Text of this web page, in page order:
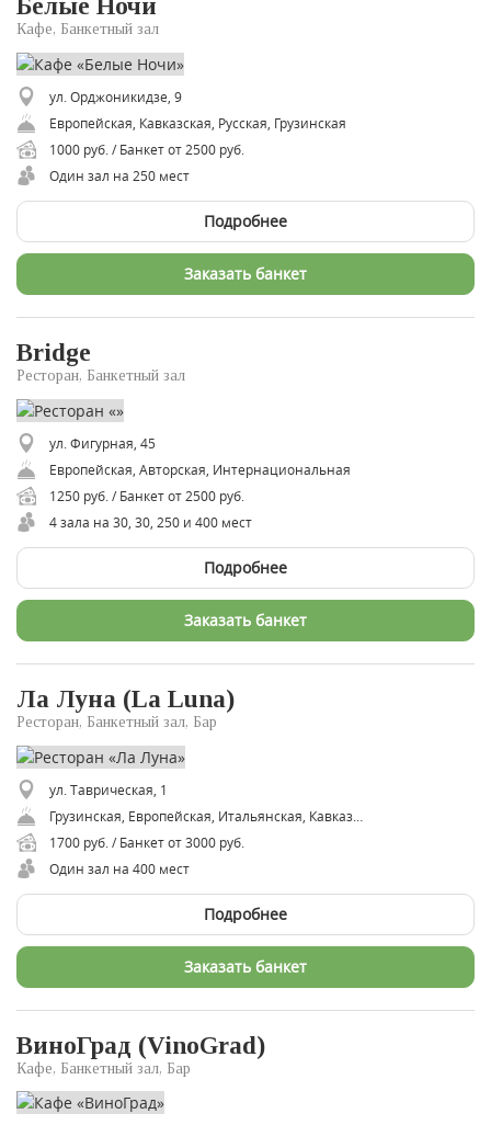
Белые Ночи
Кафе, Банкетный зал
ул. Орджоникидзе, 9
Европейская, Кавказская, Русская, Грузинская
1000 руб. / Банкет от 2500 руб.
Один зал на 250 мест
Подробнее
Заказать банкет
Bridge
Ресторан, Банкетный зал
ул. Фигурная, 45
Европейская, Авторская, Интернациональная
1250 руб. / Банкет от 2500 руб.
4 зала на 30, 30, 250 и 400 мест
Подробнее
Заказать банкет
Ла Луна (La Luna)
Ресторан, Банкетный зал, Бар
ул. Таврическая, 1
1700 руб. / Банкет от 3000 руб.
Один зал на 400 мест
Подробнее
Заказать банкет
ВиноГрад (VinoGrad)
Кафе, Банкетный зал, Бар